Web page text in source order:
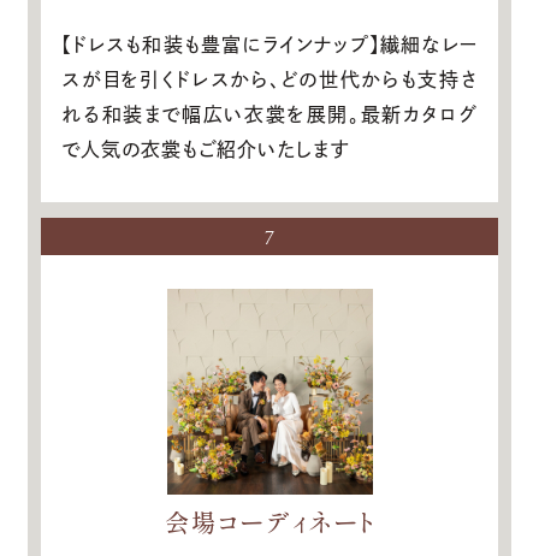
【ドレスも和装も豊富にラインナップ】繊細なレー
スが目を引くドレスから、どの世代からも支持さ
れる和装まで幅広い衣裳を展開。最新カタログ
で人気の衣裳もご紹介いたします
7
会場コーディネート